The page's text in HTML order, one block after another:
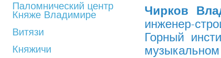
Паломнический центр
Княже Владимире
Витязи
Княжичи
Чирков
инженер-
Горный